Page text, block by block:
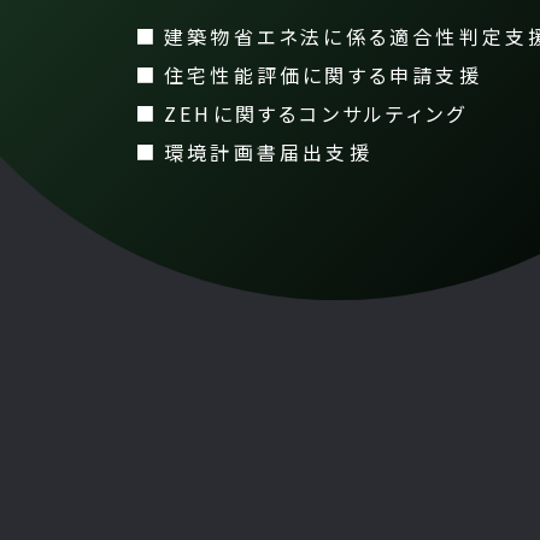
建築物省エネ法に係る適合性判定支
住宅性能評価に関する申請支援
ZEHに関するコンサルティング
環境計画書届出支援